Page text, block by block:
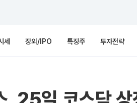
세 장외/IPO 특징주 투자전략